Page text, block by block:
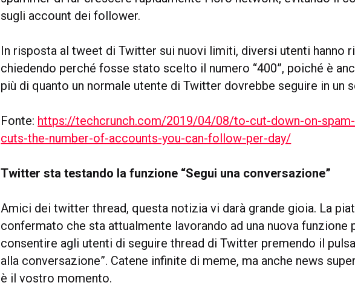
sugli account dei follower.
In risposta al tweet di Twitter sui nuovi limiti, diversi utenti hanno
chiedendo perché fosse stato scelto il numero “400”, poiché è
più di quanto un normale utente di Twitter dovrebbe seguire in un
Fonte: https://techcrunch.com/2019/04/08/to-cut-down-on-
cuts-the-number-of-accounts-you-can-follow-per-day/
Twitter sta testando la funzione “Segui una conversazione”
Amici dei twitter thread, questa notizia vi darà grande gioia. La
confermato che sta attualmente lavorando ad una nuova funzione
consentire agli utenti di seguire thread di Twitter premendo il
alla conversazione”. Catene infinite di meme, ma anche news
è il vostro momento.